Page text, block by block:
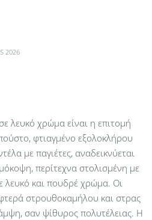
2026
λευκό χρώμα είναι η επιτομή
φτιαγμένο εξολοκλήρου
με παγιέτες, αναδεικνύεται
περίτεχνα στολισμένη με
λευκό και πουδρέ χρώμα. Οι
στρουθοκαμήλου και στρας
σαν ψίθυρος πολυτέλειας. Η